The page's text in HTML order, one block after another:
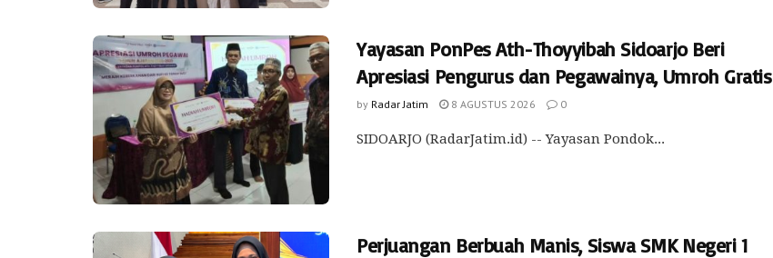
Yayasan PonPes Ath-Thoyyibah Sidoarjo Beri
Apresiasi Pengurus dan Pegawainya, Umroh Gratis
by Radar Jatim 8 AGUSTUS 2026 0
SIDOARJO (RadarJatim.id) -- Yayasan Pondok...
Perjuangan Berbuah Manis, Siswa SMK Negeri 1